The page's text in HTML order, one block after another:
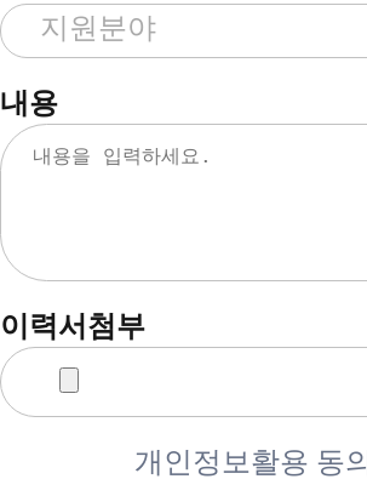
내용
이력서첨부
개인정보활용 동의